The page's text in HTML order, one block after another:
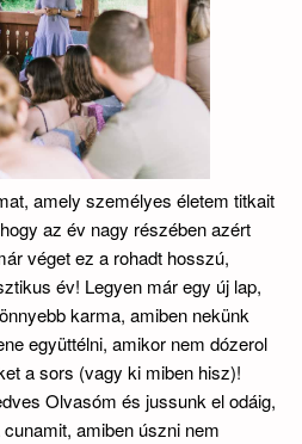
amely személyes életem titkait
az év nagy részében azért
véget ez a rohadt hosszú,
év! Legyen már egy új lap,
karma, amiben nekünk
együttélni, amikor nem dózerol
a sors (vagy ki miben hisz)!
Olvasóm és jussunk el odáig,
amiben úszni nem